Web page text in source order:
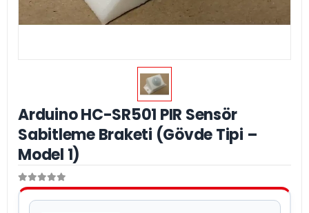
Arduino HC-SR501 PIR Sensör
Sabitleme Braketi (Gövde Tipi –
Model 1)